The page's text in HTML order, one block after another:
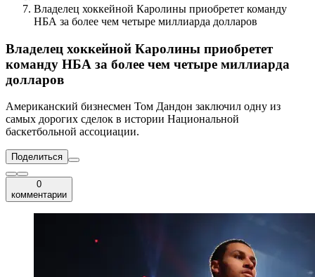
Владелец хоккейной Каролины приобретет команду
НБА за более чем четыре миллиарда долларов
Владелец хоккейной Каролины приобретет
команду НБА за более чем четыре миллиарда
долларов
Американский бизнесмен Том Дандон заключил одну из
самых дорогих сделок в истории Национальной
баскетбольной ассоциации.
Поделиться
0
комментарии